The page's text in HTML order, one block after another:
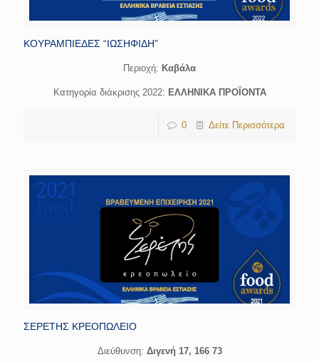
ΚΟΥΡΑΜΠΙΕΔΕΣ “ΙΩΣΗΦΙΔΗ”
Περιοχή: Καβάλα
Κατηγορία διάκρισης 2022: ΕΛΛΗΝΙΚΑ ΠΡΟΪΟΝΤΑ
0 Δείτε Περισσότερα
ΣΕΡΕΤΗΣ ΚΡΕΟΠΩΛΕΙΟ
Διεύθυνση: Διγενή 17, 166 73